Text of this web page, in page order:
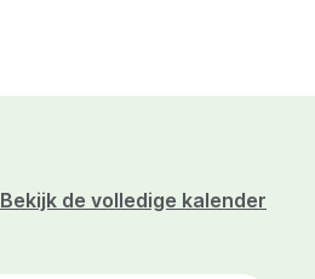
Bekijk de volledige kalender